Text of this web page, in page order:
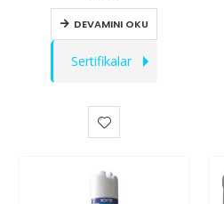
DEVAMINI OKU
Sertifikalar